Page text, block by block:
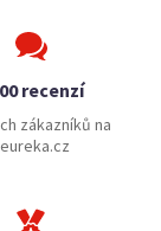
recenzí
zákazníků na